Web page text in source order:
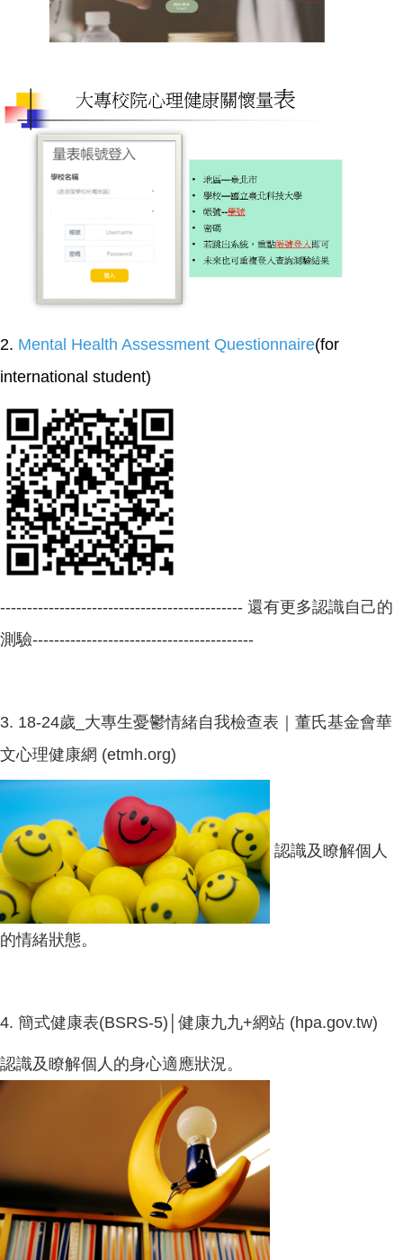
2. Mental Health Assessment Questionnaire(for
international student)
--------------------------------------------- 還有更多認識自己的
測驗-----------------------------------------
3. 18-24歲_大專生憂鬱情緒自我檢查表｜董氏基金會華
文心理健康網 (etmh.org)
認識及瞭解個人
的情緒狀態。
4. 簡式健康表(BSRS-5)│健康九九+網站 (hpa.gov.tw)
認識及瞭解個人的身心適應狀況。